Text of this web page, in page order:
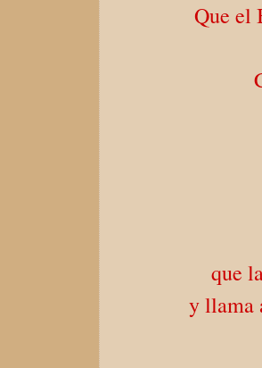
Que el
que
y llama